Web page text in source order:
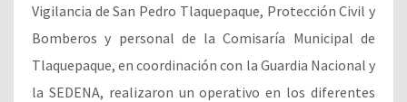
Vigilancia de San Pedro Tlaquepaque, Protección Civil y
Bomberos y personal de la Comisaría Municipal de
Tlaquepaque, en coordinación con la Guardia Nacional y
la SEDENA, realizaron un operativo en los diferentes